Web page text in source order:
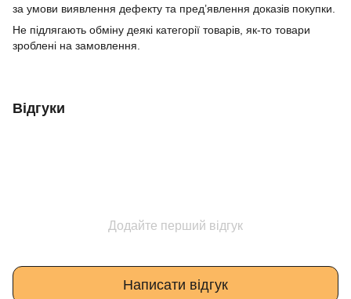
за умови виявлення дефекту та пред’явлення доказів покупки.
Не підлягають обміну деякі категорії товарів, як-то товари
зроблені на замовлення.
Відгуки
Додайте перший відгук
Написати відгук